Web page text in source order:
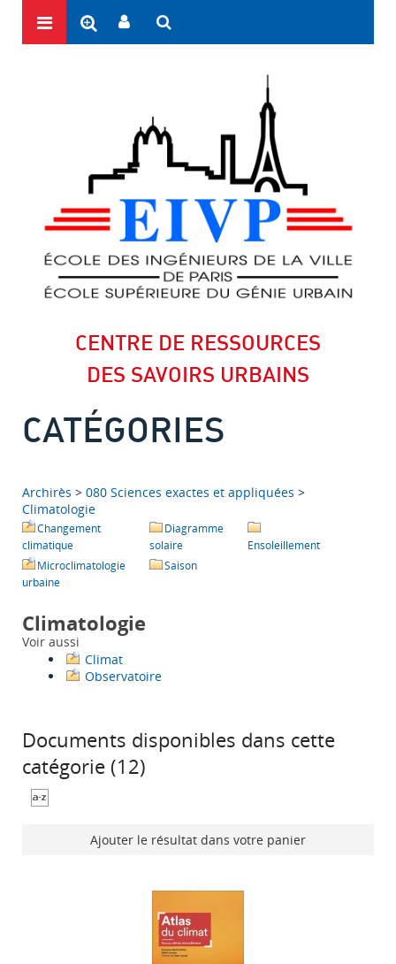
CENTRE DE RESSOURCES
DES SAVOIRS URBAINS
CATÉGORIES
Archirès > 080 Sciences exactes et appliquées >
Climatologie
Changement
climatique
Diagramme
solaire
Ensoleillement
Microclimatologie
urbaine
Saison
Climatologie
Voir aussi
Climat
Observatoire
Documents disponibles dans cette
catégorie (12)
Ajouter le résultat dans votre panier